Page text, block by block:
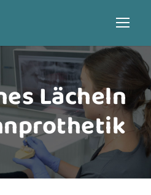
Lächeln